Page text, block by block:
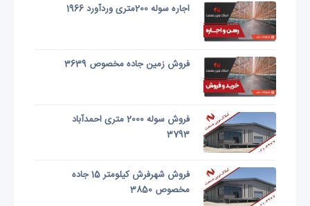
اجاره سوله 200متری وردآورد 1966
فروش زمین جاده مخصوص 3639
فروش سوله 2000 متری احمدآباد
3793
فروش شهرفرش کیلومتر 15 جاده
مخصوص 3850